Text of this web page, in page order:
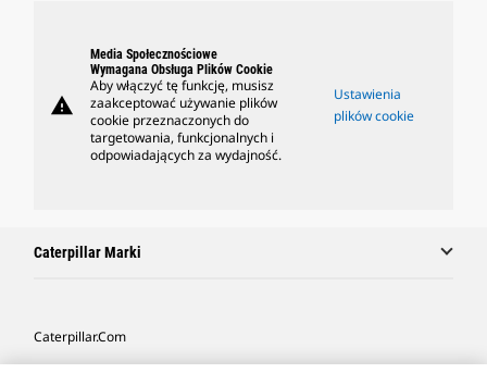
warning
Media Społecznościowe
Wymagana Obsługa Plików Cookie
Aby włączyć tę funkcję, musisz
zaakceptować używanie plików
cookie przeznaczonych do
targetowania, funkcjonalnych i
odpowiadających za wydajność.
Ustawienia
plików cookie
Caterpillar Marki
Caterpillar.com